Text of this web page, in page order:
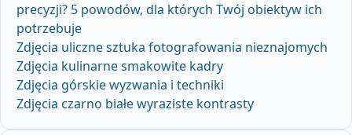
precyzji? 5 powodów, dla których Twój obiektyw ich
potrzebuje
Zdjęcia uliczne sztuka fotografowania nieznajomych
Zdjęcia kulinarne smakowite kadry
Zdjęcia górskie wyzwania i techniki
Zdjęcia czarno białe wyraziste kontrasty